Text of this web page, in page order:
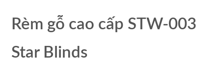
Rèm gỗ cao cấp STW-003
Star Blinds